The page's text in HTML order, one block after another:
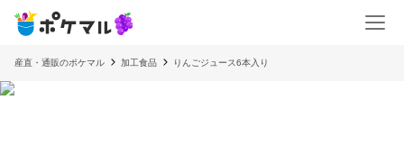
産直・通販のポケマル 加工食品 りんごジュース6本入り